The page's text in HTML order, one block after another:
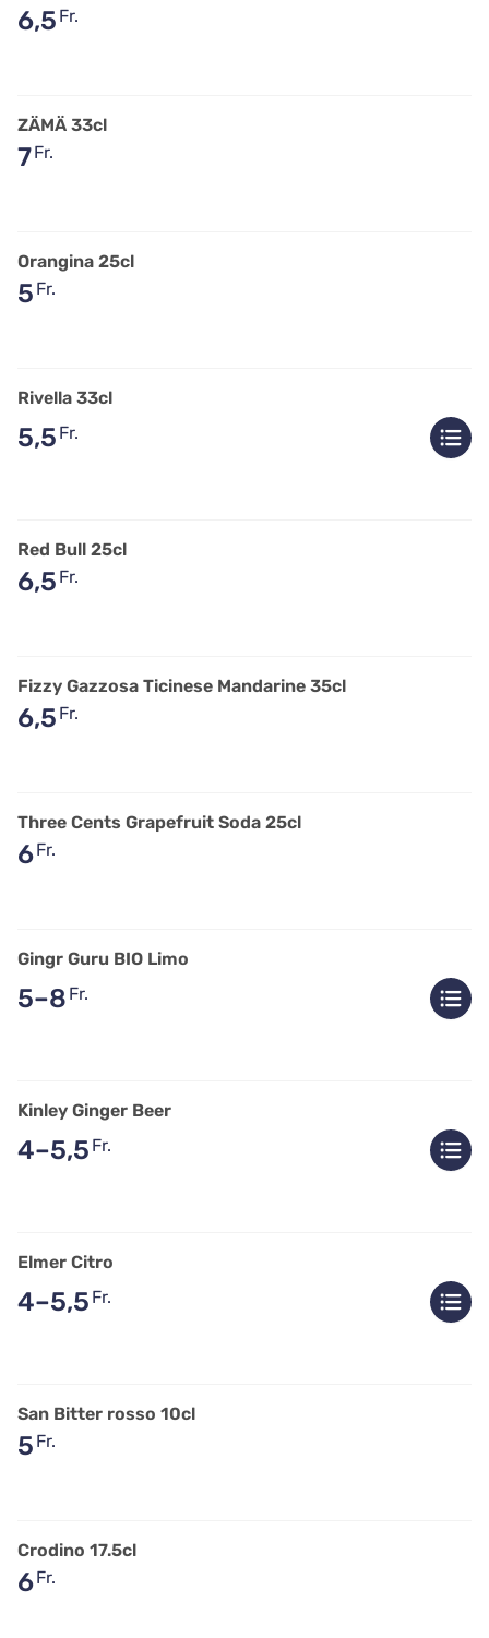
6,5 Fr.
ZÄMÄ 33cl
7Fr.
Orangina 25cl
5 Fr.
Rivella 33cl
5,5 Fr.
Red Bull 25cl
6,5 Fr.
Fizzy Gazzosa Ticinese Mandarine 35cl
6,5 Fr.
Three Cents Grapefruit Soda 25cl
6Fr.
Gingr Guru BIO Limo
5–8 Fr.
Kinley Ginger Beer
4–5,5 Fr.
Elmer Citro
4–5,5 Fr.
San Bitter rosso 10cl
5 Fr.
Crodino 17.5cl
6Fr.